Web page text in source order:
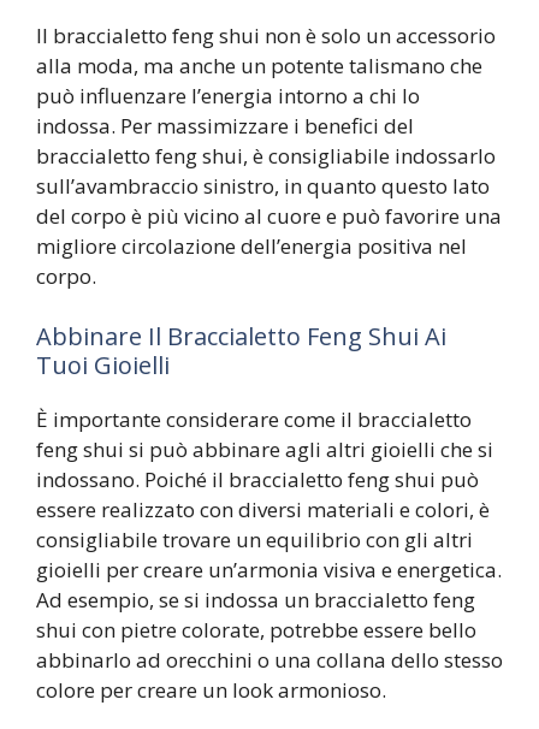
Il braccialetto feng shui non è solo un accessorio
alla moda, ma anche un potente talismano che
può influenzare l’energia intorno a chi lo
indossa. Per massimizzare i benefici del
braccialetto feng shui, è consigliabile indossarlo
sull’avambraccio sinistro, in quanto questo lato
del corpo è più vicino al cuore e può favorire una
migliore circolazione dell’energia positiva nel
corpo.
Abbinare Il Braccialetto Feng Shui Ai
Tuoi Gioielli
È importante considerare come il braccialetto
feng shui si può abbinare agli altri gioielli che si
indossano. Poiché il braccialetto feng shui può
essere realizzato con diversi materiali e colori, è
consigliabile trovare un equilibrio con gli altri
gioielli per creare un’armonia visiva e energetica.
Ad esempio, se si indossa un braccialetto feng
shui con pietre colorate, potrebbe essere bello
abbinarlo ad orecchini o una collana dello stesso
colore per creare un look armonioso.